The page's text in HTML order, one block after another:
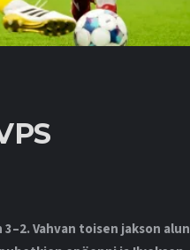
Vahvan toisen jakson alun